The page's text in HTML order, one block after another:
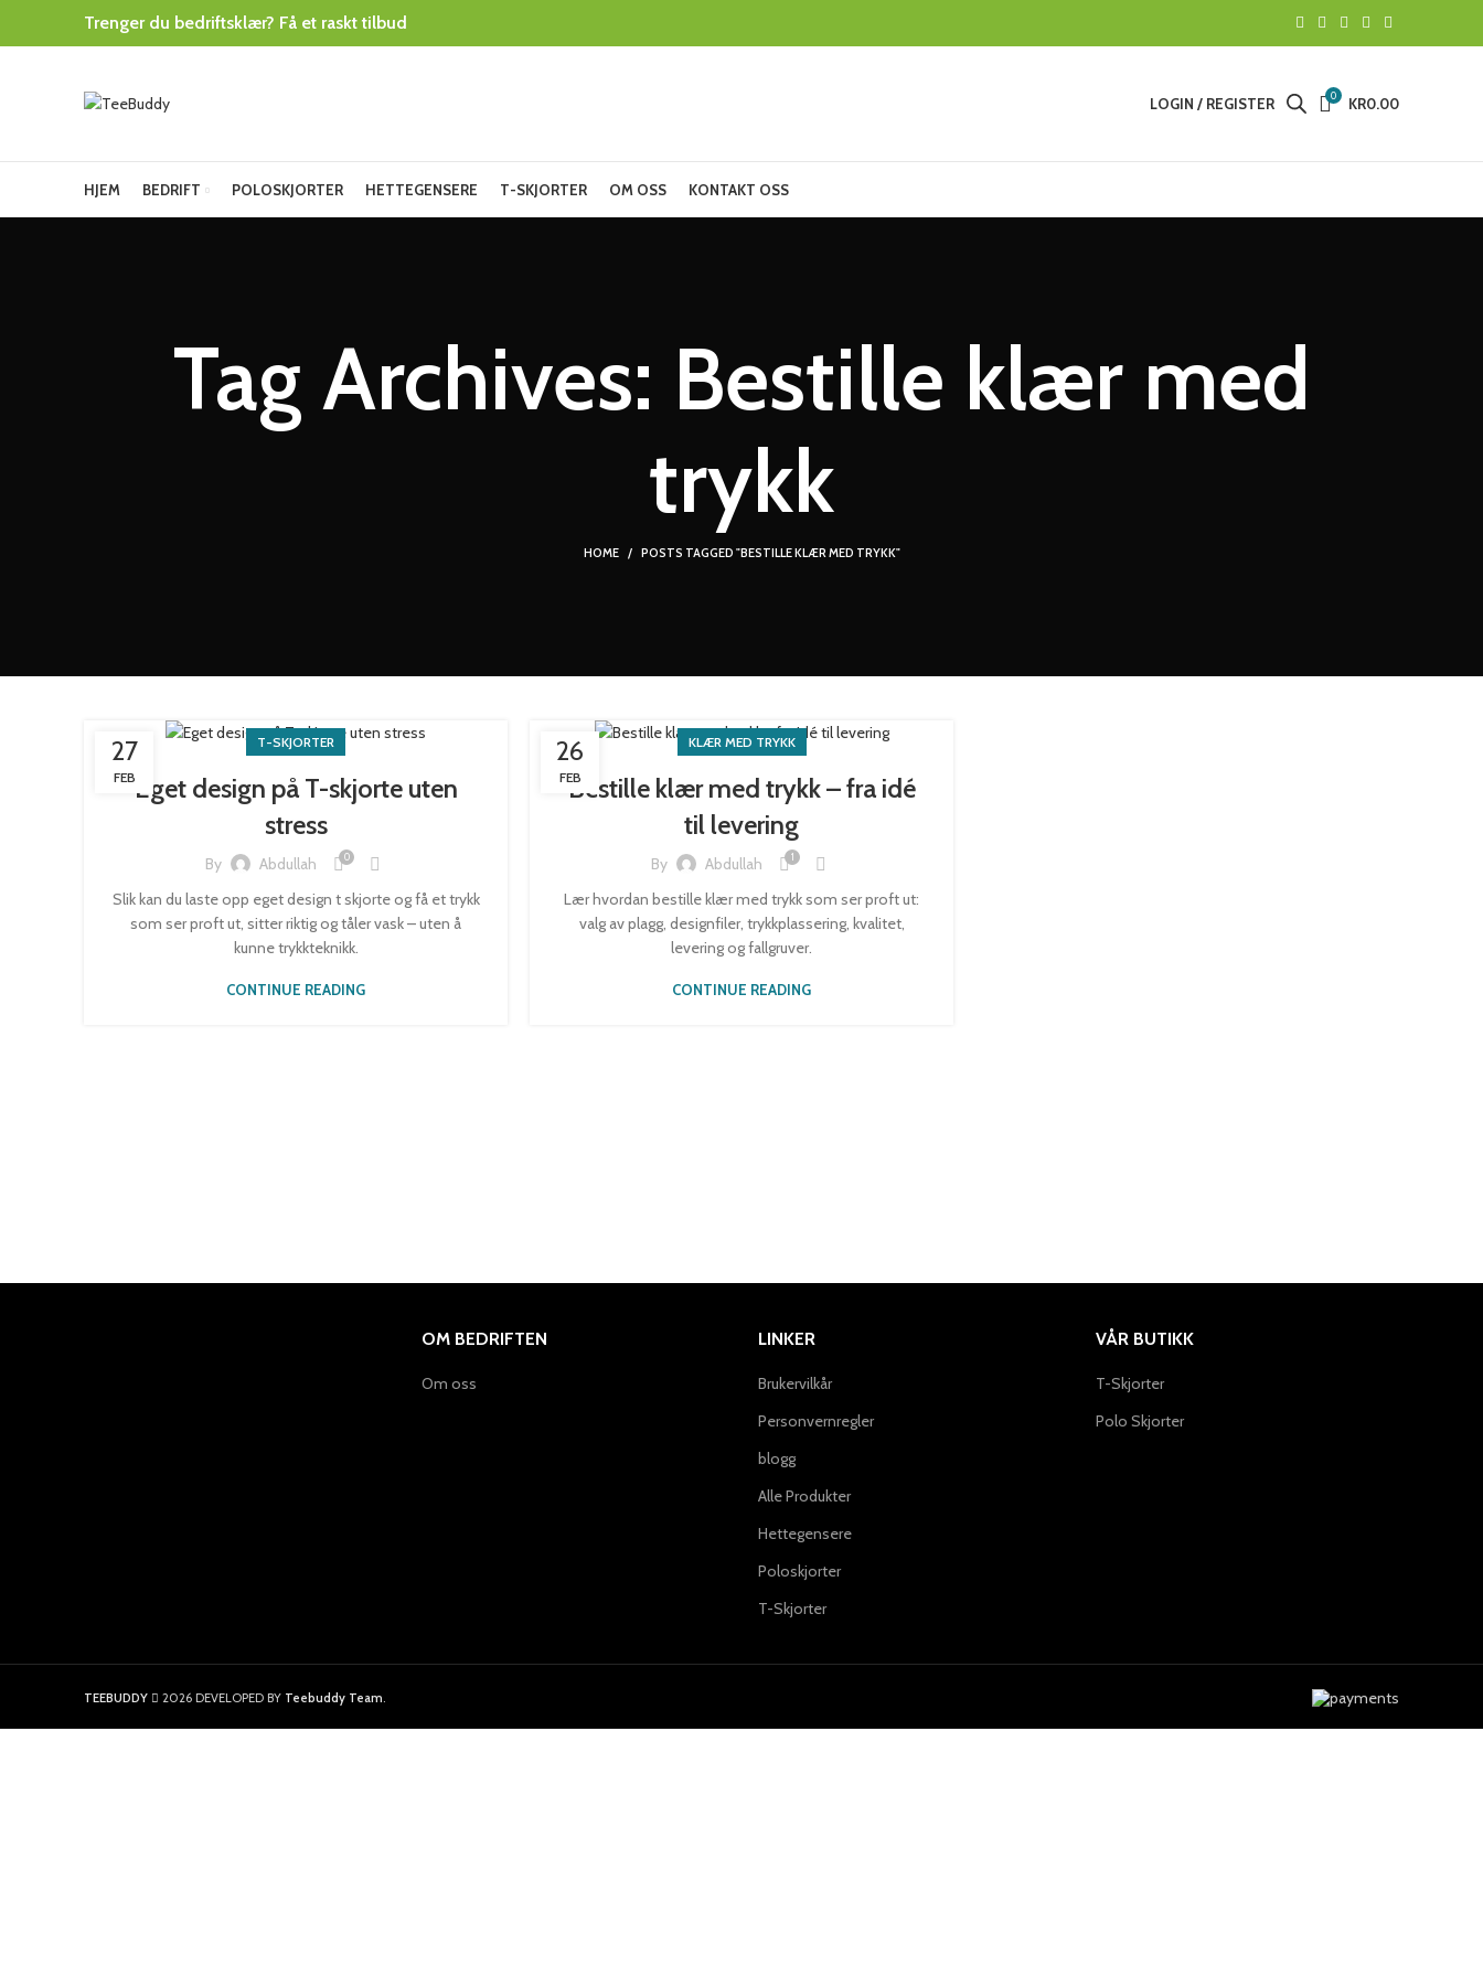
Trenger du bedriftsklær? Få et raskt tilbud
LOGIN / REGISTER 0 KR0.00
HJEM BEDRIFT POLOSKJORTER HETTEGENSERE T-SKJORTER OM OSS KONTAKT OSS
Tag Archives: Bestille klær med
trykk
HOME POSTS TAGGED "BESTILLE KLÆR MED TRYKK"
27
FEB
T-SKJORTER
Eget design på T-skjorte uten
stress
By Abdullah 0
Slik kan du laste opp eget design t skjorte og få et trykk
som ser proft ut, sitter riktig og tåler vask – uten å
kunne trykkteknikk.
CONTINUE READING
26
FEB
KLÆR MED TRYKK
Bestille klær med trykk – fra idé
til levering
By Abdullah 1
Lær hvordan bestille klær med trykk som ser proft ut:
valg av plagg, designfiler, trykkplassering, kvalitet,
levering og fallgruver.
CONTINUE READING
OM BEDRIFTEN
Om oss
LINKER
Brukervilkår
Personvernregler
blogg
Alle Produkter
Hettegensere
Poloskjorter
T-Skjorter
VÅR BUTIKK
T-Skjorter
Polo Skjorter
TEEBUDDY 2026 DEVELOPED BY Teebuddy Team